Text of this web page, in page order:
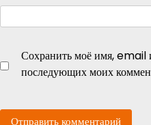
Сохранить моё имя, email
последующих моих